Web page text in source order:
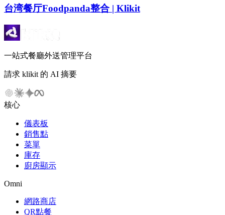
台湾餐厅Foodpanda整合 | Klikit
一站式餐廳外送管理平台
請求 klikit 的 AI 摘要
核心
儀表板
銷售點
菜單
庫存
廚房顯示
Omni
網路商店
QR點餐